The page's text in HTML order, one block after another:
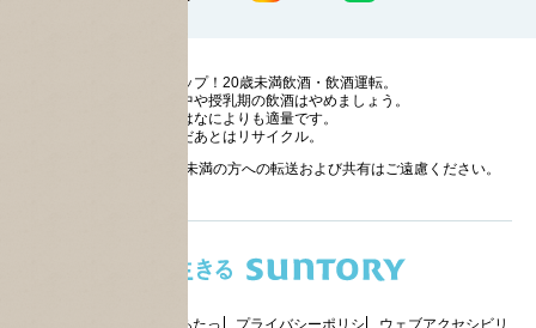
ストップ！20歳未満飲酒・飲酒運転。
妊娠中や授乳期の飲酒はやめましょう。
お酒はなによりも適量です。
のんだあとはリサイクル。
お酒に関する情報の20歳未満の方への転送および共有はご遠慮ください。